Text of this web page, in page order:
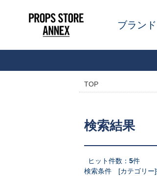
ブランド
TOP
検索結果
ヒット件数： 5件
検索条件 [カテゴリー]